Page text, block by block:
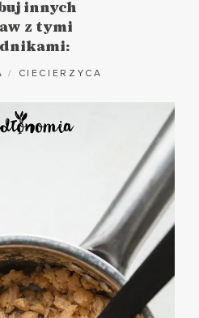
innych
z tymi
/ CIECIERZYCA